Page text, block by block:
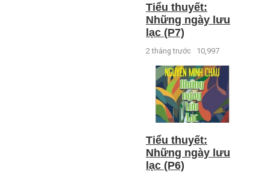
Tiểu thuyết:
Những ngày lưu
lạc (P7)
2 tháng trước 10,997
Tiểu thuyết:
Những ngày lưu
lạc (P6)